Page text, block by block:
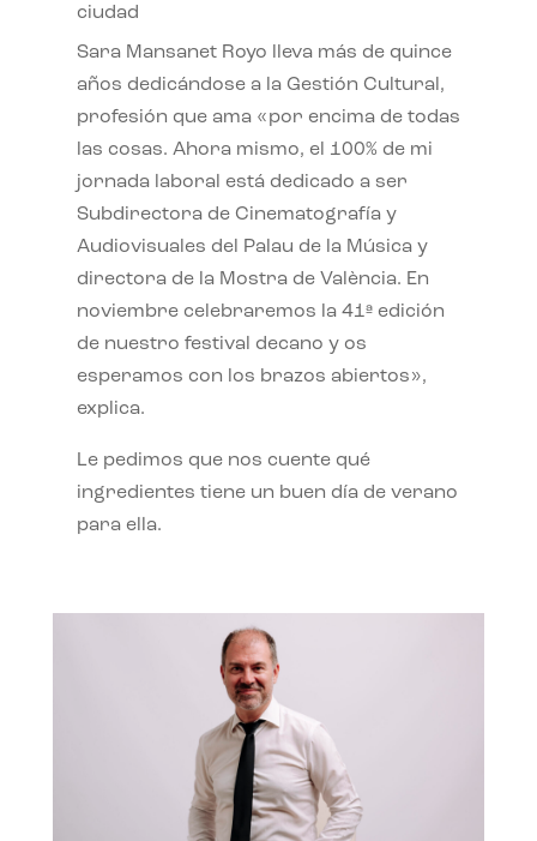
ciudad
Sara Mansanet Royo lleva más de quince
años dedicándose a la Gestión Cultural,
profesión que ama «por encima de todas
las cosas. Ahora mismo, el 100% de mi
jornada laboral está dedicado a ser
Subdirectora de Cinematografía y
Audiovisuales del Palau de la Música y
directora de la Mostra de València. En
noviembre celebraremos la 41ª edición
de nuestro festival decano y os
esperamos con los brazos abiertos»,
explica.
Le pedimos que nos cuente qué
ingredientes tiene un buen día de verano
para ella.